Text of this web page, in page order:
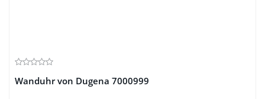
Wanduhr von Dugena 7000999